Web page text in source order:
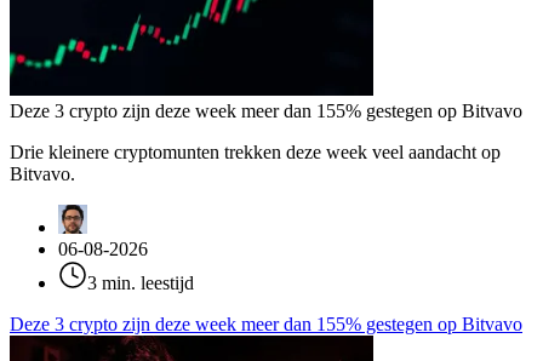
Deze 3 crypto zijn deze week meer dan 155% gestegen op Bitvavo
Drie kleinere cryptomunten trekken deze week veel aandacht op
Bitvavo.
06-08-2026
3 min. leestijd
Deze 3 crypto zijn deze week meer dan 155% gestegen op Bitvavo